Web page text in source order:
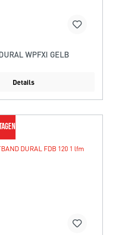
WPFXI GELB
Details